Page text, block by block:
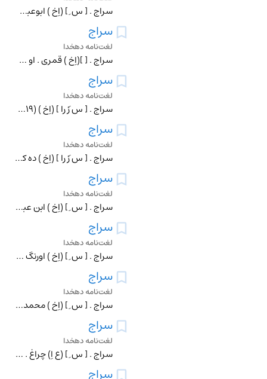
سراج . [ س ِ ] (اِخ ) ابوعبداﷲ محمدبن محمد السراج الوزیر الاندلسی مکنی به ابوعبداﷲ. در قرن دوازدهم هجری میزیست . او راست : الحلل السندسیة فی الاخبار التونسیة ای
سراج
لغت‌نامه دهخدا
سراج . [ ](اِخ ) قمری . او سراجی قزوینی و سراجی قمری نامیده شده است . وی معاصر ابی سعیدخان (855 - 872 هَ . ق .) بوده است . شاعر خوبی است ولیکن در هزلیات غلو تما
سراج
لغت‌نامه دهخدا
سراج . [ س َرْ را ] (اِخ ) (419 - 500 هَ . ق .) ابوجعفربن احمدبن الحسین بن احمدبن جعفر سراج . رجوع به ابن سراج و قاری بغدادی شود.
سراج
لغت‌نامه دهخدا
سراج . [ س َرْ را ] (اِخ ) ده کوچکی است از دهستان شهاباد بخش حومه ٔشهرستان بیرجند واقع در 14 هزارگزی باختر بیرجند. هوای آن معتدل و دارای 12 تن سکنه است . آب آنج
سراج
لغت‌نامه دهخدا
سراج . [ س ِ ] (اِخ ) ابن عبداﷲبن محمدبن سراج مکنی به ابومروان النحوی اللغوی . وی امام مردم اهل قرطبه بود و در علم عربیت منزلتی بلند داشت ، مدت 18 سال عمر خود ر
سراج
لغت‌نامه دهخدا
سراج . [ س ِ ] (اِخ ) اورنگ آبادی . سیدسراج الدین از روشن سوادان اورنگ آباد دکن است و در چراغ افروزی کاشانه ٔ نظم فارسی دارد و از ماهران فن از ابتدای شباب دل به
سراج
لغت‌نامه دهخدا
سراج . [ س ِ ] (اِخ ) محمدبن السرج الوزیر الاندلسی . رجوع به سراج ابوعبداﷲ شود.
سراج
لغت‌نامه دهخدا
سراج . [ س ِ ] (ع اِ) چراغ . (غیاث ) (مهذب الاسماء)(دهار) (آنندراج ) (منتهی الارب ) : و اذکارها فرعاً بعثه سراجاً. (تاریخ بیهقی چ ادیب ص 298).گفتم که بقرآن در پ
سراج